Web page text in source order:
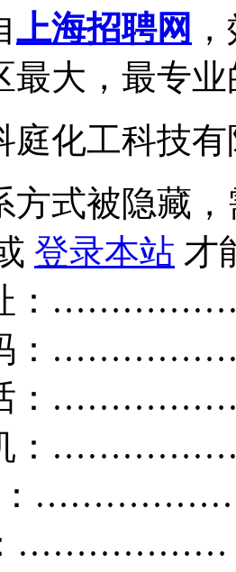
上海招聘网
最大，最专
庭化工科技
方式被隐藏
登录本站 才
址：
码：
话：
机：
：
………………